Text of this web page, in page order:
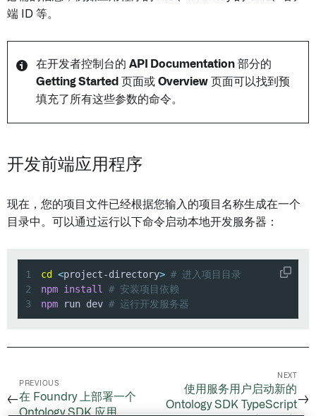
端 ID 等。
在开发者控制台的 API Documentation 部分的
Getting Started
页面或 Overview 页面可以找到预
填充了所有这些参数的命令。
开发前端应用程序
现在，您的项目文件已经根据您输入的项目名称生成在一个
目录中。可以通过运行以下命令启动本地开发服务器：
1 cd <project-directory> # 进入项目目录
2
npm install
# 安装项目依赖
3
npm run dev # 运行开发服务器
←
PREVIOUS
在 Foundry 上部署一个
Ontology SDK 应用
NEXT
使用服务用户启动新的
Ontology SDK TypeScript→